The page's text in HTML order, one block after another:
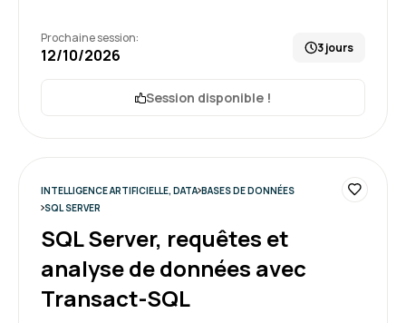
Formateur très à l'écoute et très disponible.
Bonne formation à distance dans son
pas une caméra, ce qui a manqué d'un peu de
convivialité et de participation.
Keming Z.
Le formateur explique bien les concepts et fait
des démonstrations détaillés
Prochaine session:
12/10/2026 3 jours
Session disponible !
INTELLIGENCE ARTIFICIELLE, DATA BASES DE DONNÉES
SQL SERVER
SQL Server, requêtes et
analyse de données avec
Transact-SQL